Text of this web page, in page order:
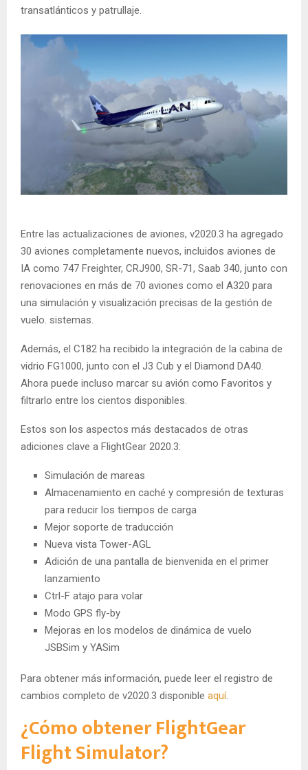
transatlánticos y patrullaje.
Entre las actualizaciones de aviones, v2020.3 ha agregado
30 aviones completamente nuevos, incluidos aviones de
IA como 747 Freighter, CRJ900, SR-71, Saab 340, junto con
renovaciones en más de 70 aviones como el A320 para
una simulación y visualización precisas de la gestión de
vuelo. sistemas.
Además, el C182 ha recibido la integración de la cabina de
vidrio FG1000, junto con el J3 Cub y el Diamond DA40.
Ahora puede incluso marcar su avión como Favoritos y
filtrarlo entre los cientos disponibles.
Estos son los aspectos más destacados de otras
adiciones clave a FlightGear 2020.3:
Simulación de mareas
Almacenamiento en caché y compresión de texturas
para reducir los tiempos de carga
Mejor soporte de traducción
Nueva vista Tower-AGL
Adición de una pantalla de bienvenida en el primer
lanzamiento
Ctrl-F atajo para volar
Modo GPS fly-by
Mejoras en los modelos de dinámica de vuelo
JSBSim y YASim
Para obtener más información, puede leer el registro de
cambios completo de v2020.3 disponible aquí.
¿Cómo obtener FlightGear
Flight Simulator?